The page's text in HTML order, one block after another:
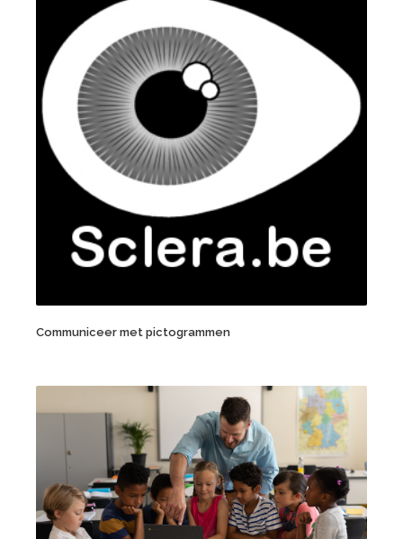
Communiceer met pictogrammen